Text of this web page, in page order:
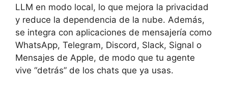
LLM en modo local, lo que mejora la privacidad
y reduce la dependencia de la nube. Además,
se integra con aplicaciones de mensajería como
WhatsApp, Telegram, Discord, Slack, Signal o
Mensajes de Apple, de modo que tu agente
vive “detrás” de los chats que ya usas.